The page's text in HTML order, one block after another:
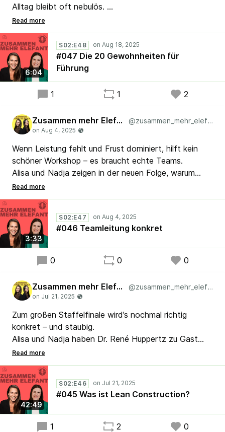
Alltag bleibt oft nebulös.
Alisa und Nadja sprechen in der neuen Folge darüber,
wie neue Teamleitungen ganz konkret ihren Alltag
gestalten können – praxisnah, einfach und wirksam.
👉 Was hilft wirklich, um vom Start weg ein starkes
Team aufzubauen?
#Lean #Kaizen #Scrum #Agile
6:04
S02:E48
#047 Die 20 Gewohnheiten für
Führung
1 1 2
Zusammen mehr Elefant @zusammen_mehr_elefant
Wenn Leistung fehlt und Frust dominiert, hilft kein
schöner Workshop – es braucht echte Teams.
Alisa und Nadja zeigen in der neuen Folge, warum
Teamarbeit mehr ist als gemeinsame Termine und
bunte Post-its.
Gerade wenn die Lücke zwischen Ist und Soll groß
ist, steckt im Team die Lösung.
Was macht ein echtes Team aus – und wie wird man
eins?
3:33
S02:E47
#046 Teamleitung konkret
0 0 0
Zusammen mehr Elefant @zusammen_mehr_elefant
Zum großen Staffelfinale wird’s nochmal richtig
konkret – und staubig.
Alisa und Nadja haben Dr. René Huppertz zu Gast
und fragen alles, was ihr schon immer über Lean
Construction wissen wolltet.
Was lässt sich vom Bau für die Transformation in
Organisationen lernen?
Wird Lean hier wirklich sichtbar – oder einfach nur
verbaut?
42:49
S02:E46
#045 Was ist Lean Construction?
1 2 0